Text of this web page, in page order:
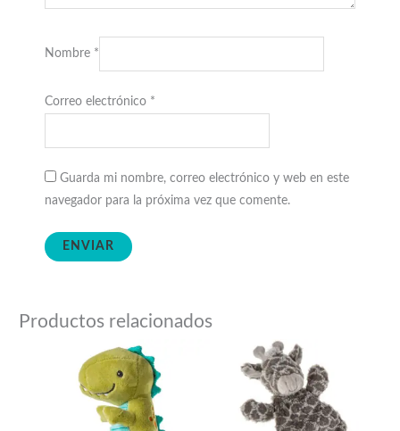
Nombre *
Correo electrónico *
Guarda mi nombre, correo electrónico y web en este
navegador para la próxima vez que comente.
Productos relacionados